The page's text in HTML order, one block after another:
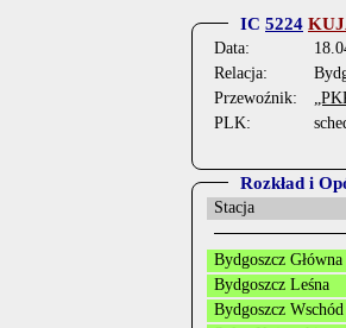
IC 5224
Data:
Relacja:
Przewoźnik:
PLK:
Rozkład i
Stacja
Bydgoszcz
Bydgoszcz Leśna
Bydgoszcz Wschód